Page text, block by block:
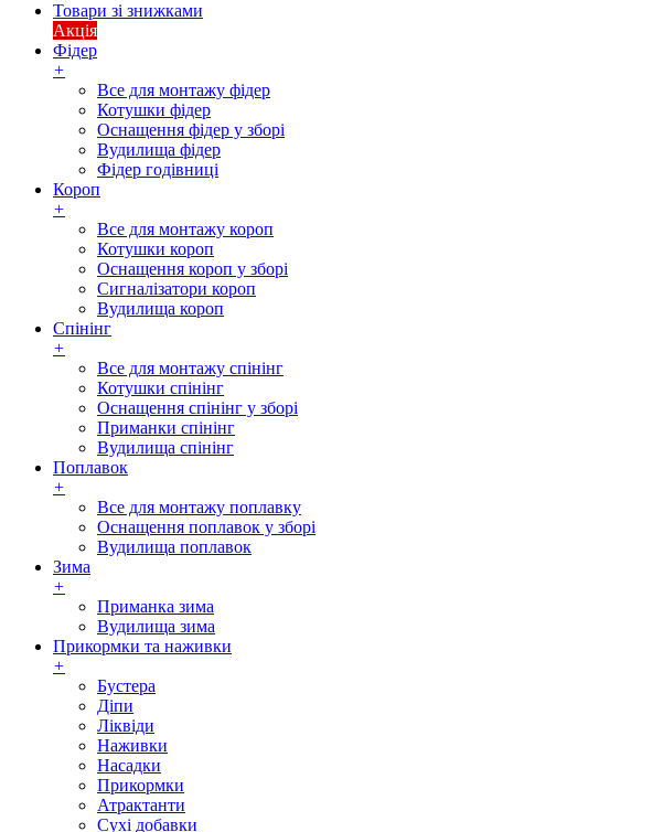
Товари зі знижками
Акція
Фідер
+
Все для монтажу фідер
Котушки фідер
Оснащення фідер у зборі
Вудилища фідер
Фідер годівниці
Короп
+
Все для монтажу короп
Котушки короп
Оснащення короп у зборі
Сигналізатори короп
Вудилища короп
Спінінг
+
Все для монтажу спінінг
Котушки спінінг
Оснащення спінінг у зборі
Приманки спінінг
Вудилища спінінг
Поплавок
+
Все для монтажу поплавку
Оснащення поплавок у зборі
Вудилища поплавок
Зима
+
Приманка зима
Вудилища зима
Прикормки та наживки
+
Бустера
Діпи
Ліквіди
Наживки
Насадки
Прикормки
Атрактанти
Сухі добавки